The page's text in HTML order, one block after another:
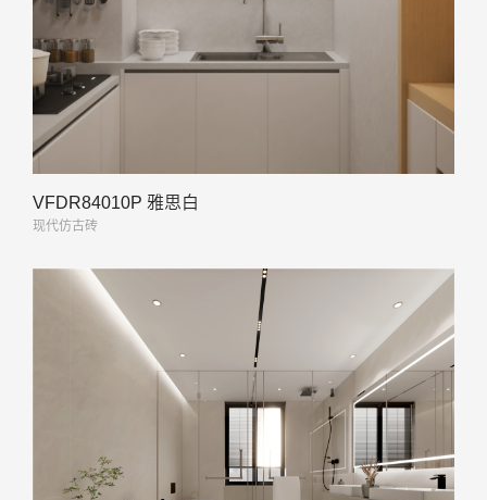
VFDR84010P 雅思白
现代仿古砖